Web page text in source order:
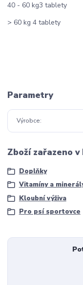
40 - 60 kg3 tablety
> 60 kg 4 tablety
Parametry
Výrobce
Zboží zařazeno
Doplňky
Vitamíny a
Kloubní výživa
Pro psí sportovce